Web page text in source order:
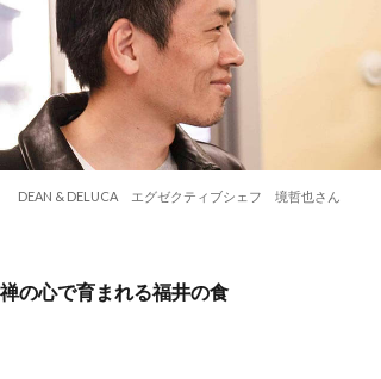
DEAN & DELUCA エグゼクティブシェフ 境哲也さん
禅の心で育まれる福井の食